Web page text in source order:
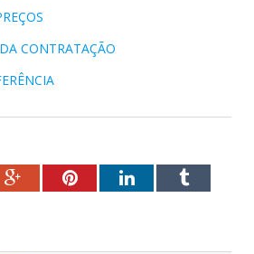
CONTRATAÇÃO
Google+PinterestLinkedInTumblr